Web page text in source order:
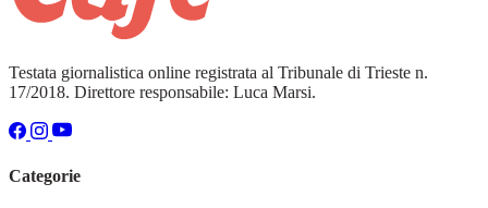
Testata giornalistica online registrata al Tribunale di Trieste n.
17/2018. Direttore responsabile: Luca Marsi.
Categorie